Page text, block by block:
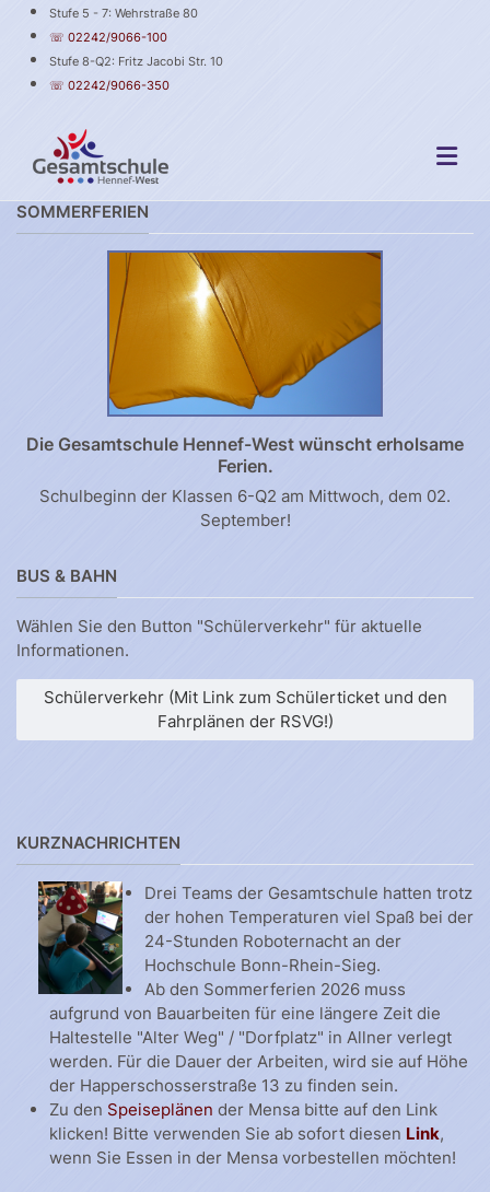
Stufe 5 - 7: Wehrstraße 80
☏ 02242/9066-100
Stufe 8-Q2: Fritz Jacobi Str. 10
☏ 02242/9066-350
SOMMERFERIEN
Die Gesamtschule Hennef-West wünscht erholsame
Ferien.
Schulbeginn der Klassen 6-Q2 am Mittwoch, dem 02.
September!
BUS & BAHN
Wählen Sie den Button "Schülerverkehr" für aktuelle
Informationen.
Schülerverkehr (Mit Link zum Schülerticket und den
Fahrplänen der RSVG!)
KURZNACHRICHTEN
Drei Teams der Gesamtschule hatten trotz
der hohen Temperaturen viel Spaß bei der
24-Stunden Roboternacht an der
Hochschule Bonn-Rhein-Sieg.
Ab den Sommerferien 2026 muss
aufgrund von Bauarbeiten für eine längere Zeit die
Haltestelle "Alter Weg" / "Dorfplatz" in Allner verlegt
werden. Für die Dauer der Arbeiten, wird sie auf Höhe
der Happerschosserstraße 13 zu finden sein.
Zu den Speiseplänen der Mensa bitte auf den Link
klicken! Bitte verwenden Sie ab sofort diesen Link,
wenn Sie Essen in der Mensa vorbestellen möchten!